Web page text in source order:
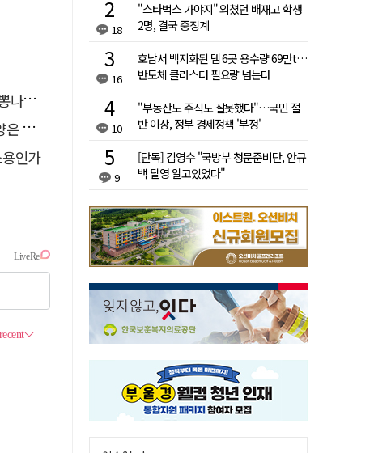
다."
고리"
인가
18
"스타벅스 가야지" 외쳤던 배재고 학생
2명, 결국 중징계
16
호남서 백지화된 댐 6곳 용수량 69만t…
반도체 클러스터 필요량 넘는다
10
"부동산도 주식도 잘못했다"…국민 절
반 이상, 정부 경제정책 '부정'
9
[단독] 김영수 "국방부 청문준비단, 안규
백 탈영 알고있었다"